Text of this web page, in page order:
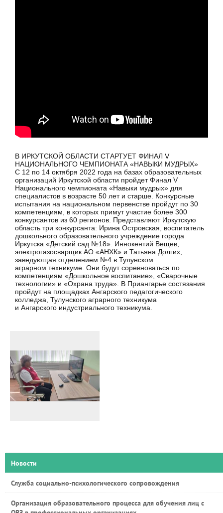
В ИРКУТСКОЙ ОБЛАСТИ СТАРТУЕТ ФИНАЛ V
НАЦИОНАЛЬНОГО ЧЕМПИОНАТА «НАВЫКИ МУДРЫХ»
С 12 по 14 октября 2022 года на базах образовательных
организаций Иркутской области пройдет Финал V
Национального чемпионата «Навыки мудрых» для
специалистов в возрасте 50 лет и старше. Конкурсные
испытания на национальном первенстве пройдут по 30
компетенциям, в которых примут участие более 300
конкурсантов из 60 регионов. Представляют Иркутскую
область три конкурсанта: Ирина Островская, воспитатель
дошкольного образовательного учреждение города
Иркутска «Детский сад №18». Иннокентий Вещев,
электрогазосварщик АО «АНХК» и Татьяна Долгих,
заведующая отделением №4 в Тулунском
аграрном техникуме. Они будут соревноваться по
компетенциям «Дошкольное воспитание», «Сварочные
технологии» и «Охрана труда». В Приангарье состязания
пройдут на площадках Ангарского педагогического
колледжа, Тулунского аграрного техникума
и Ангарского индустриального техникума.
Новости
Служба социально-психологического сопровождения
Организация образовательного процесса для обучения лиц с